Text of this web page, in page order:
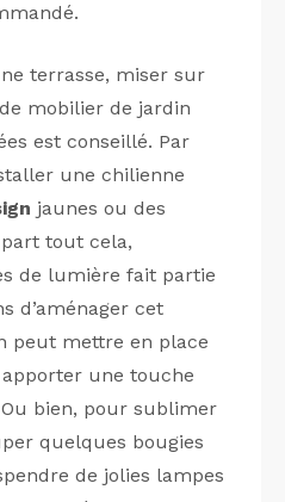
terrasse, miser sur
mobilier de jardin
est conseillé. Par
une chilienne
jaunes ou des
tout cela,
de lumière fait partie
d’aménager cet
peut mettre en place
une touche
bien, pour sublimer
quelques bougies
de jolies lampes